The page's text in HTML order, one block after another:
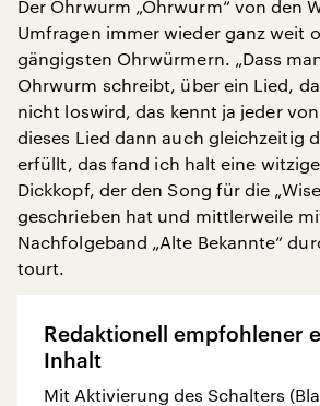
Der Ohrwurm „Ohrwurm“ von den
Umfragen immer wieder ganz weit
gängigsten Ohrwürmern. „Dass
Ohrwurm schreibt, über ein Lied,
nicht loswird, das kennt ja jeder
dieses Lied dann auch gleichzeitig
erfüllt, das fand ich halt eine
Dickkopf, der den Song für die
geschrieben hat und mittlerweile
Nachfolgeband „Alte Bekannte“
tourt.
Redaktionell empfohlener
Inhalt
Mit Aktivierung des Schalters